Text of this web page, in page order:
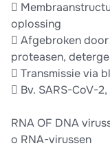

oplossing
 Afgebroken
proteasen,
 Transmissie via
 Bv. SARS-CoV-
RNA OF DNA
o RNA-virussen